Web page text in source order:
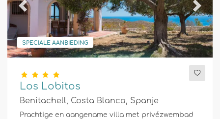
SPECIALE AANBIEDING
Previous Next
Los Lobitos
Benitachell, Costa Blanca, Spanje
Prachtige en aangename villa met privézwembad